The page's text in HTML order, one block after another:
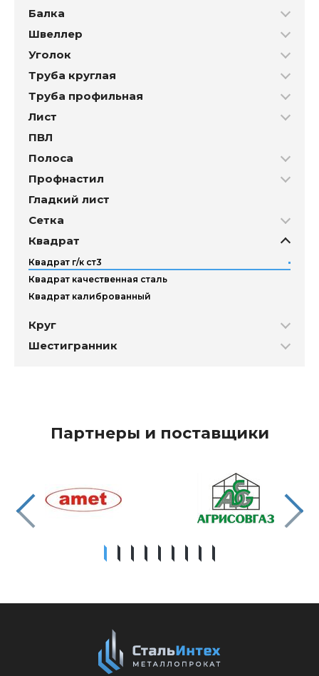
Балка
Швеллер
Уголок
Труба круглая
Труба профильная
Лист
ПВЛ
Полоса
Профнастил
Гладкий лист
Сетка
Квадрат
Квадрат г/к ст3
Квадрат качественная сталь
Квадрат калиброванный
Круг
Шестигранник
Партнеры и поставщики